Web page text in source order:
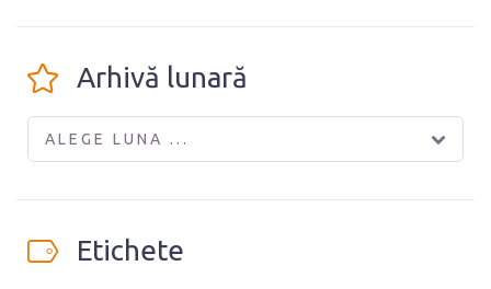
Arhivă lunară
ALEGE LUNA ...
Etichete